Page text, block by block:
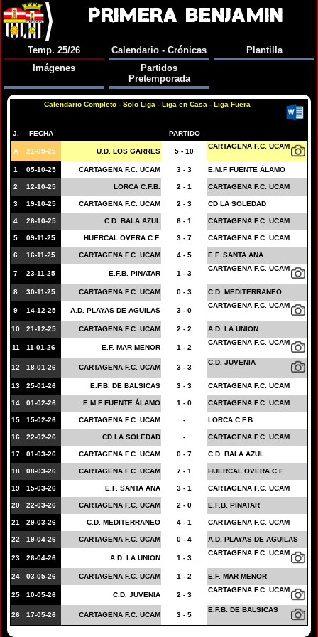
PRIMERA BENJAMIN
Temp. 25/26 Calendario - Crónicas
Plantilla
Imágenes
Partidos
Pretemporada
Calendario Completo - Solo Liga - Liga en Casa - Liga Fuera
J. FECHA PARTIDO
A 21-09-25 U.D. LOS GARRES 5 - 10
CARTAGENA F.C. UCAM
1 05-10-25 CARTAGENA F.C. UCAM 3 - 3 E.M.F FUENTE ÁLAMO
2 12-10-25 LORCA C.F.B. 2 - 1 CARTAGENA F.C. UCAM
3 19-10-25 CARTAGENA F.C. UCAM 2 - 3 CD LA SOLEDAD
4 26-10-25 C.D. BALA AZUL 6 - 1 CARTAGENA F.C. UCAM
5 09-11-25 HUERCAL OVERA C.F. 3 - 7 CARTAGENA F.C. UCAM
6 16-11-25 CARTAGENA F.C. UCAM 4 - 5 E.F. SANTA ANA
7 23-11-25 E.F.B. PINATAR 1 - 3
CARTAGENA F.C. UCAM
8 30-11-25 CARTAGENA F.C. UCAM 0 - 3 C.D. MEDITERRANEO
9 14-12-25 A.D. PLAYAS DE AGUILAS 3 - 0
CARTAGENA F.C. UCAM
10 21-12-25 CARTAGENA F.C. UCAM 2 - 2 A.D. LA UNION
11 11-01-26 E.F. MAR MENOR 1 - 2
CARTAGENA F.C. UCAM
12 18-01-26 CARTAGENA F.C. UCAM 3 - 3
C.D. JUVENIA
13 25-01-26 E.F.B. DE BALSICAS 3 - 3 CARTAGENA F.C. UCAM
14 01-02-26 E.M.F FUENTE ÁLAMO 1 - 0 CARTAGENA F.C. UCAM
15 15-02-26 CARTAGENA F.C. UCAM - LORCA C.F.B.
16 22-02-26 CD LA SOLEDAD - CARTAGENA F.C. UCAM
17 01-03-26 CARTAGENA F.C. UCAM 0 - 7 C.D. BALA AZUL
18 08-03-26 CARTAGENA F.C. UCAM 7 - 1 HUERCAL OVERA C.F.
19 15-03-26 E.F. SANTA ANA 3 - 1 CARTAGENA F.C. UCAM
20 22-03-26 CARTAGENA F.C. UCAM 2 - 0 E.F.B. PINATAR
21 29-03-26 C.D. MEDITERRANEO 4 - 1 CARTAGENA F.C. UCAM
22 19-04-26 CARTAGENA F.C. UCAM 0 - 4 A.D. PLAYAS DE AGUILAS
23 26-04-26 A.D. LA UNION 1 - 3
CARTAGENA F.C. UCAM
24 03-05-26 CARTAGENA F.C. UCAM 1 - 2 E.F. MAR MENOR
25 10-05-26 C.D. JUVENIA 2 - 3
CARTAGENA F.C. UCAM
26 17-05-26 CARTAGENA F.C. UCAM 3 - 5
E.F.B. DE BALSICAS